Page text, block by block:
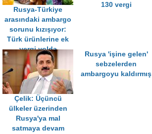
Rusya-Türkiye
arasındaki ambargo
sorunu kızışıyor:
Türk ürünlerine ek
vergi yolda
130 vergi
Çelik: Üçüncü
ülkeler üzerinden
Rusya'ya mal
satmaya devam
Rusya 'işine gelen'
sebzelerden
ambargoyu kaldırmış